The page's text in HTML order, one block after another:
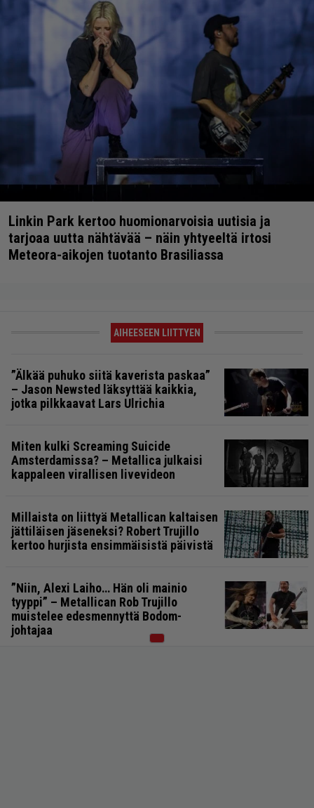
Linkin Park kertoo huomionarvoisia uutisia ja
tarjoaa uutta nähtävää – näin yhtyeeltä irtosi
Meteora-aikojen tuotanto Brasiliassa
AIHEESEEN LIITTYEN
”Älkää puhuko siitä kaverista paskaa”
– Jason Newsted läksyttää kaikkia,
jotka pilkkaavat Lars Ulrichia
Miten kulki Screaming Suicide
Amsterdamissa? – Metallica julkaisi
kappaleen virallisen livevideon
Millaista on liittyä Metallican kaltaisen
jättiläisen jäseneksi? Robert Trujillo
kertoo hurjista ensimmäisistä päivistä
”Niin, Alexi Laiho… Hän oli mainio
tyyppi” – Metallican Rob Trujillo
muistelee edesmennyttä Bodom-
johtajaa